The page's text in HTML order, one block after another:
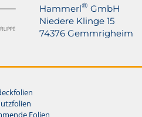
Hammerl® GmbH
Niedere Klinge 15
74376 Gemmrigheim
Folien